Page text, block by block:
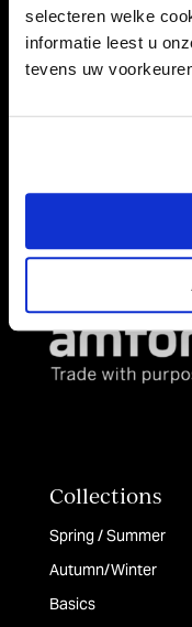
selecteren welke
informatie leest u
tevens uw
Product
Decorations
Strings
Bags & Boxes
Collections
Spring / Summer
Autumn/Winter
Basics